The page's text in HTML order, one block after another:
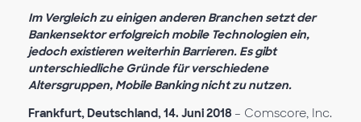
Im Vergleich zu einigen anderen Branchen setzt der
Bankensektor erfolgreich mobile Technologien ein,
jedoch existieren weiterhin Barrieren. Es gibt
unterschiedliche Gründe für verschiedene
Altersgruppen, Mobile Banking nicht zu nutzen.
Frankfurt, Deutschland, 14. Juni 2018 – Comscore, Inc.